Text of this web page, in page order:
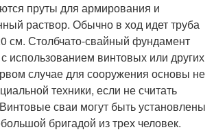
пруты для армирования и
раствор. Обычно в ход идет труба
см. Столбчато-свайный фундамент
с использованием винтовых или других
случае для сооружения основы не
техники, если не считать
сваи могут быть установлены
бригадой из трех человек.